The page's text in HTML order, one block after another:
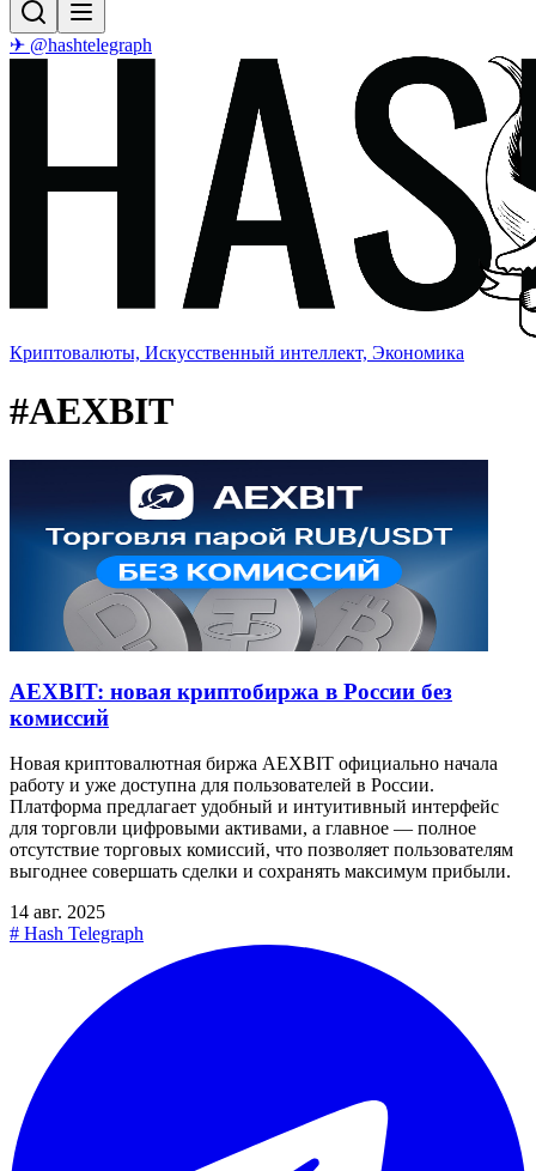
✈ @hashtelegraph
Криптовалюты, Искусственный интеллект, Экономика
#AEXBIT
AEXBIT: новая криптобиржа в России без
комиссий
Новая криптовалютная биржа AEXBIT официально начала
работу и уже доступна для пользователей в России.
Платформа предлагает удобный и интуитивный интерфейс
для торговли цифровыми активами, а главное — полное
отсутствие торговых комиссий, что позволяет пользователям
выгоднее совершать сделки и сохранять максимум прибыли.
14 авг. 2025
# Hash Telegraph